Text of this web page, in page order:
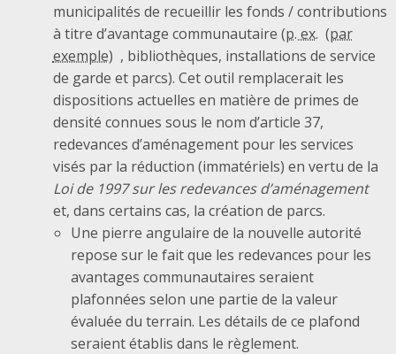
municipalités de recueillir les fonds / contributions
à titre d’avantage communautaire (p. ex.
, bibliothèques, installations de service
de garde et parcs). Cet outil remplacerait les
dispositions actuelles en matière de primes de
densité connues sous le nom d’article 37,
redevances d’aménagement pour les services
visés par la réduction (immatériels) en vertu de la
Loi de 1997 sur les redevances d’aménagement
et, dans certains cas, la création de parcs.
Une pierre angulaire de la nouvelle autorité
repose sur le fait que les redevances pour les
avantages communautaires seraient
plafonnées selon une partie de la valeur
évaluée du terrain. Les détails de ce plafond
seraient établis dans le règlement.